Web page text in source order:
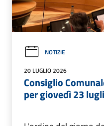
NOTIZIE
20 LUGLIO 2026
Consiglio
per giovedì 23